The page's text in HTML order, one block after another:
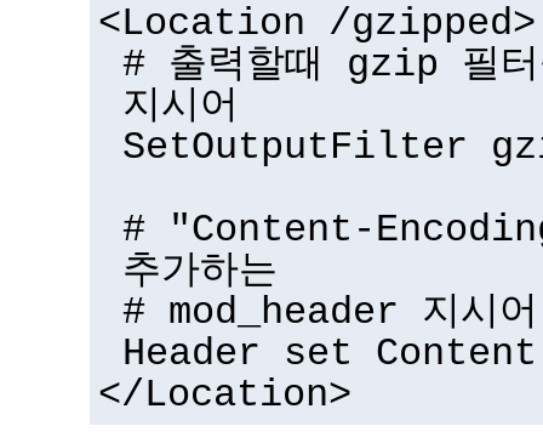
<Location /gzipped>
# 출력할때 gzip 필
지시어
SetOutputFilter
# "Content-
추가하는
# mod_header 지시어
Header set
</Location>